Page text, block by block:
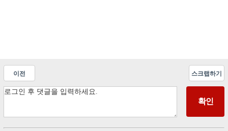
이전 스크랩하기